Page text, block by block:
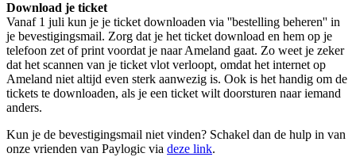
Download je ticket
Vanaf 1 juli kun je je ticket downloaden via ''bestelling beheren'' in
je bevestigingsmail. Zorg dat je het ticket download en hem op je
telefoon zet of print voordat je naar Ameland gaat. Zo weet je zeker
dat het scannen van je ticket vlot verloopt, omdat het internet op
Ameland niet altijd even sterk aanwezig is. Ook is het handig om de
tickets te downloaden, als je een ticket wilt doorsturen naar iemand
anders.
Kun je de bevestigingsmail niet vinden? Schakel dan de hulp in van
onze vrienden van Paylogic via deze link.